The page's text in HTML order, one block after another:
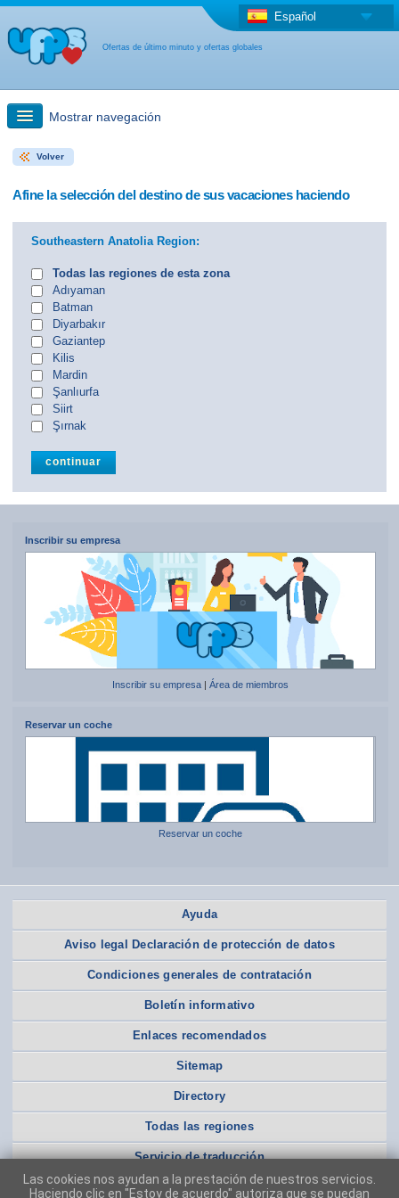
Ofertas de último minuto y ofertas globales
Español
Mostrar navegación
búsqueda rápida
otro país
Volver
Afine la selección del destino de sus vacaciones haciendo
Southeastern Anatolia Region:
Todas las regiones de esta zona
Adıyaman
Batman
Diyarbakır
Gaziantep
Kilis
Mardin
Şanlıurfa
Siirt
Şırnak
Inscribir su empresa
Inscribir su empresa| Área de miembros
Reservar un coche
Reservar un coche
Ayuda
Aviso legal Declaración de protección de datos
Condiciones generales de contratación
Boletín informativo
Enlaces recomendados
Sitemap
Directory
Todas las regiones
Servicio de traducción
Las cookies nos ayudan a la prestación de nuestros servicios.
Haciendo clic en "Estoy de acuerdo" autoriza que se puedan